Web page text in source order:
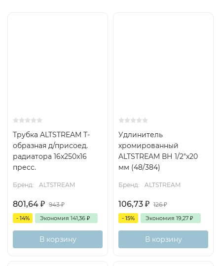
Трубка ALTSTREAM Т-
образная д/присоед.
радиатора 16х250x16
пресс.
Бренд: ALTSTREAM
801,64 ₽ 943₽
- 14% Экономия 141,36 ₽
В корзину
Удлинитель
хромированный
ALTSTREAM ВН 1/2"x20
мм (48/384)
Бренд: ALTSTREAM
106,73 ₽ 126₽
- 15% Экономия 19,27 ₽
В корзину